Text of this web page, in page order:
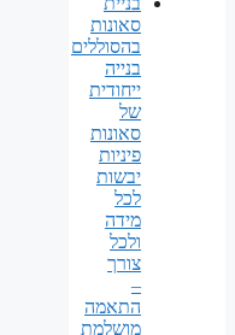
סאונות
בהסוללים
בנייה
ייחודית
של
סאונות
פיניות
יבשות
לכל
מידה
ולכל
צורך
–
התאמה
מושלמת